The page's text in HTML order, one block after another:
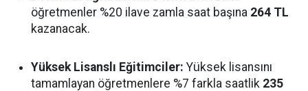
öğretmenler %20 ilave zamla saat başına 264 TL
kazanacak.
Yüksek Lisanslı Eğitimciler: Yüksek lisansını
tamamlayan öğretmenlere %7 farkla saatlik 235